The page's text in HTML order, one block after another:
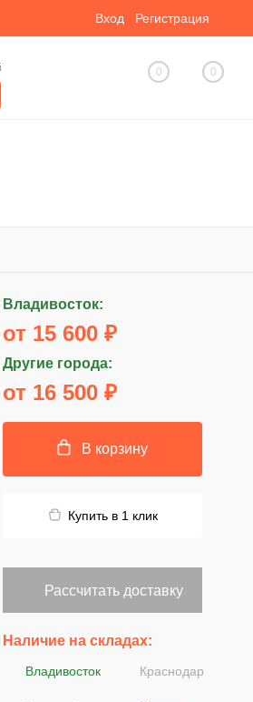
Вход Регистрация
0 0
Владивосток:
от 15 600 ₽
Другие города:
от 16 500 ₽
В корзину
Купить в 1 клик
Рассчитать доставку
Наличие на складах:
Владивосток Краснодар